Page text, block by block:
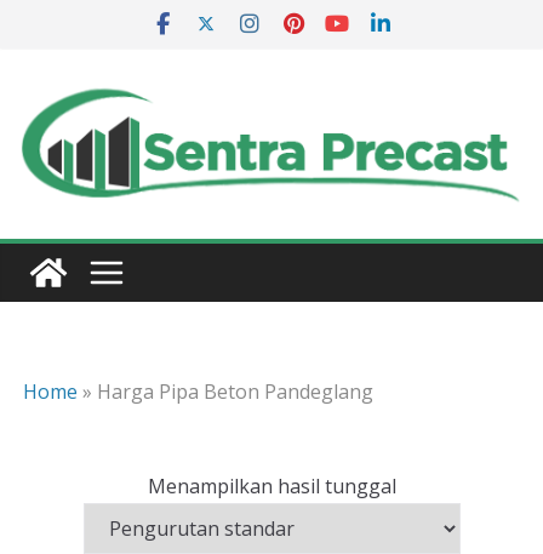
Home » Harga Pipa Beton Pandeglang
Menampilkan hasil tunggal